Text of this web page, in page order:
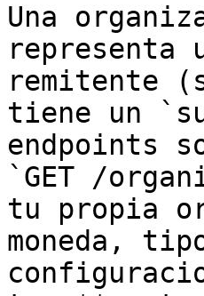
Una
representa
remitente
tiene un
endpoints
`GET /
tu propia
moneda,